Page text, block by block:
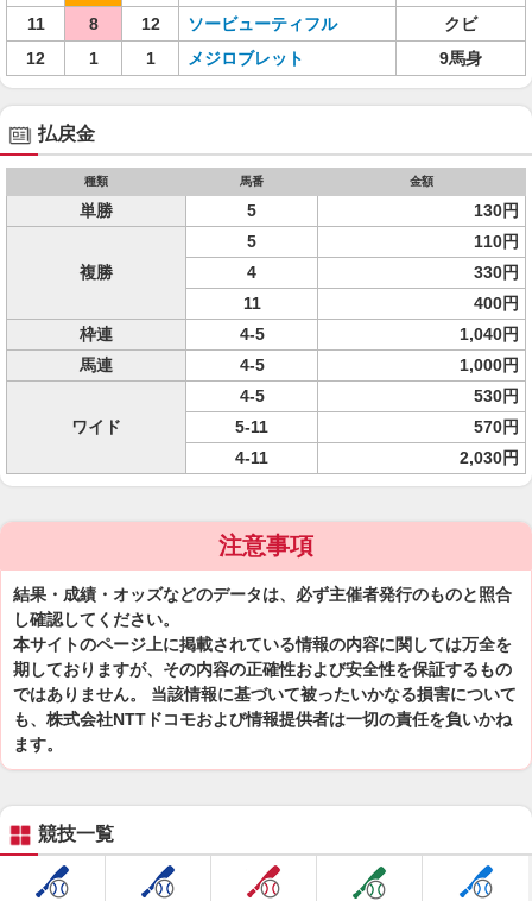
11
8 12 ソービューティフル
クビ
12
1 1 メジロブレット 9馬身
払戻金
種類 馬番 金額
単勝 5 130円
複勝
5
110円
4
330円
11
400円
枠連
4-5
1,040円
馬連
4-5 1,000円
ワイド
4-5
530円
5-11
570円
4-11
2,030円
注意事項
結果・成績・オッズなどのデータは、必ず主催者発行のものと照合
し確認してください。
本サイトのページ上に掲載されている情報の内容に関しては万全を
期しておりますが、その内容の正確性および安全性を保証するもの
ではありません。 当該情報に基づいて被ったいかなる損害について
も、株式会社NTTドコモおよび情報提供者は一切の責任を負いかね
ます。
競技一覧